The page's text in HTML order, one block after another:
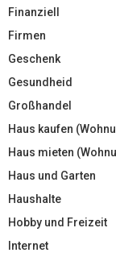
Finanziell
Firmen
Geschenk
Gesundheid
Großhandel
Haus kaufen
Haus mieten
Haus und Garten
Haushalte
Hobby und Freizeit
Internet